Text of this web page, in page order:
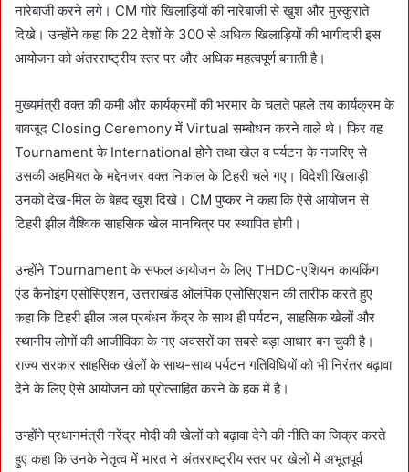
नारेबाजी करने लगे। CM गोरे खिलाड़ियों की नारेबाजी से खुश और मुस्कुराते
दिखे। उन्होंने कहा कि 22 देशों के 300 से अधिक खिलाड़ियों की भागीदारी इस
आयोजन को अंतरराष्ट्रीय स्तर पर और अधिक महत्वपूर्ण बनाती है।
मुख्यमंत्री वक्त की कमी और कार्यक्रमों की भरमार के चलते पहले तय कार्यक्रम के
बावजूद Closing Ceremony में Virtual सम्बोधन करने वाले थे। फिर वह
Tournament के International होने तथा खेल व पर्यटन के नजरिए से
उसकी अहमियत के मद्देनजर वक्त निकाल के टिहरी चले गए। विदेशी खिलाड़ी
उनको देख-मिल के बेहद खुश दिखे। CM पुष्कर ने कहा कि ऐसे आयोजन से
टिहरी झील वैश्विक साहसिक खेल मानचित्र पर स्थापित होगी।
उन्होंने Tournament के सफल आयोजन के लिए THDC-एशियन कायकिंग
एंड कैनोइंग एसोसिएशन, उत्तराखंड ओलंपिक एसोसिएशन की तारीफ करते हुए
कहा कि टिहरी झील जल प्रबंधन केंद्र के साथ ही पर्यटन, साहसिक खेलों और
स्थानीय लोगों की आजीविका के नए अवसरों का सबसे बड़ा आधार बन चुकी है।
राज्य सरकार साहसिक खेलों के साथ-साथ पर्यटन गतिविधियों को भी निरंतर बढ़ावा
देने के लिए ऐसे आयोजन को प्रोत्साहित करने के हक में है।
उन्होंने प्रधानमंत्री नरेंद्र मोदी की खेलों को बढ़ावा देने की नीति का जिक्र करते
हुए कहा कि उनके नेतृत्व में भारत ने अंतरराष्ट्रीय स्तर पर खेलों में अभूतपूर्व